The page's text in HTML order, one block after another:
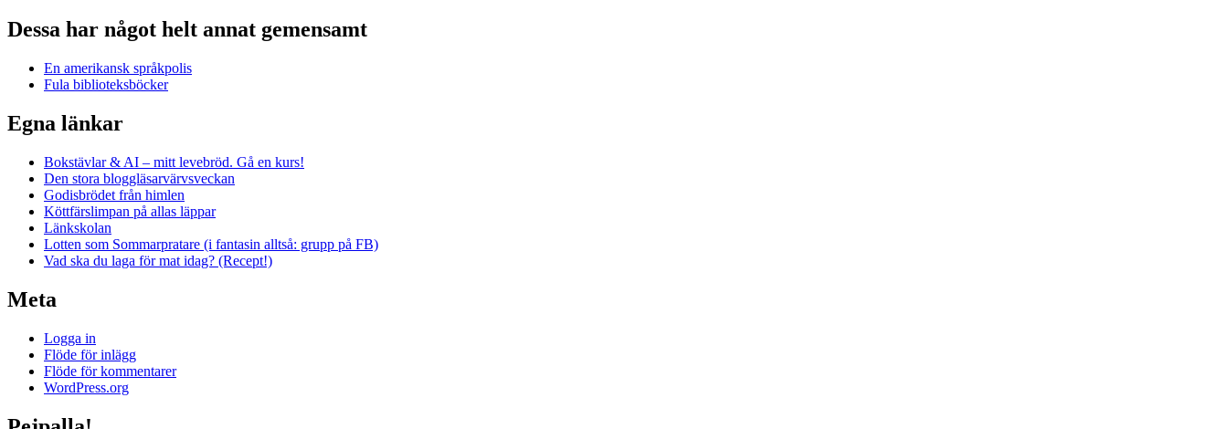
Dessa har något helt annat gemensamt
En amerikansk språkpolis
Fula biblioteksböcker
Egna länkar
Bokstävlar & AI – mitt levebröd. Gå en kurs!
Den stora bloggläsarvärvsveckan
Godisbrödet från himlen
Köttfärslimpan på allas läppar
Länkskolan
Lotten som Sommarpratare (i fantasin alltså: grupp på FB)
Vad ska du laga för mat idag? (Recept!)
Meta
Logga in
Flöde för inlägg
Flöde för kommentarer
WordPress.org